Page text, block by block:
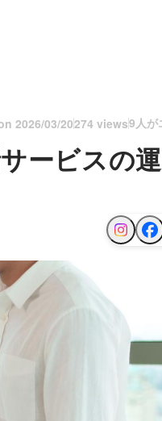
2026/03/20274 views9人が
ービスの